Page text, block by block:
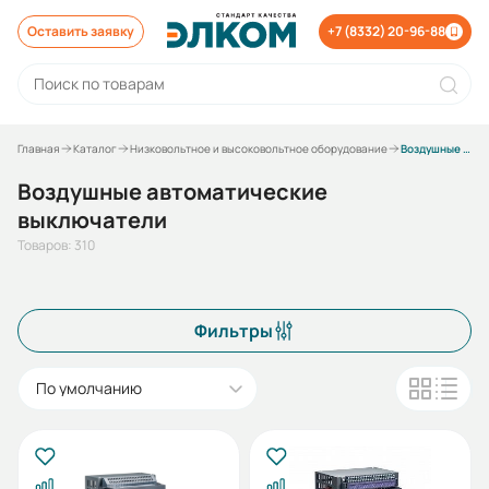
Оставить заявку +7 (8332) 20-96-88
Главная Каталог Низковольтное и высоковольтное оборудование Воздушные автоматические выключатели
Воздушные автоматические
выключатели
Товаров: 310
Фильтры
По умолчанию